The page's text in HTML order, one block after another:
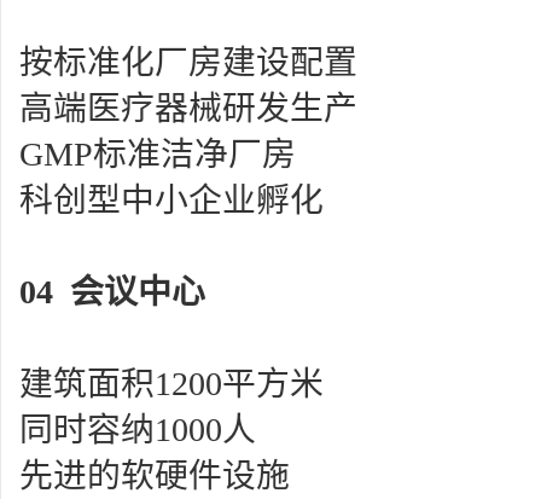
按标准化厂房建设配置
高端医疗器械研发生产
GMP标准洁净厂房
科创型中小企业孵化
04 会议中心
建筑面积1200平方米
同时容纳1000人
先进的软硬件设施